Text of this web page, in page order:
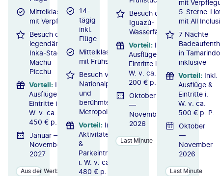
Mittelklassehotels
mit Verpflegung
Besuch der
legendären
Inka-Stadt
Machu
Picchu
Vorteil: Inkl.
Ausflüge &
Eintritte i.
W. v. ca.
450 € p. P.
Januar —
November
2027
Aus der Werbung
14-
tägig
inkl.
Flüge
Mittelklassehotels
mit Frühstück
Besuch von 5
Nationalparks
und
berühmten
Metropolen
Vorteil: Inkl.
Aktivitäten
&
Parkeintritte
i. W. v. ca.
480 € p. P.
Besuch der
Iguazú-
Wasserfälle
Vorteil: Inkl.
Ausflüge &
Eintritte i.
W. v. ca.
200 € p. P.​
Oktober
—
November
2026
Last Minute
mit
5-Sterne-
mit All
7 Nächte
in Tamarindo
inklusive
Vorteil: Inkl.
Ausflüge &
Eintritte i.
W. v. ca.
500 € p. P.
Oktober
—
November
2026
Last Minute